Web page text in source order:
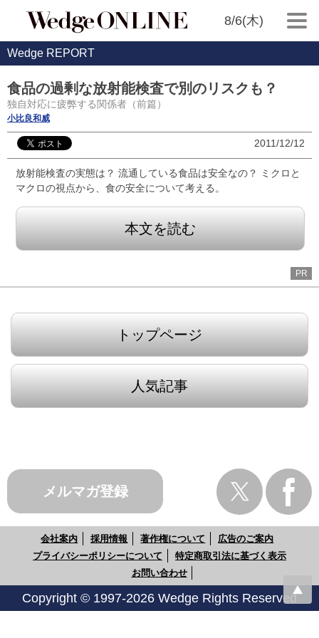
8/6(木)
Wedge REPORT
食品の過剰な放射能検査で別のリスクも？
独自対応に疲弊する関係者（前篇）
小比良和威
2011/12/12
放射能検査の実態は？ 流通している食品は安全なの？ ミクロと
マクロの視点から、食の安全について考える。
本文を読む
PR
トップページ
人気記事
メルマガ登録
会社案内 採用情報 著作権について
広告のご案内
プライバシーポリシーについて
特定商取引法に基づく表示
お問い合わせ
Copyright © 1997-2026 Wedge Rights Reserved